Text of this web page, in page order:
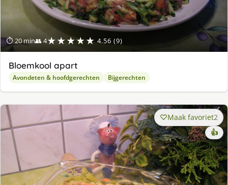
⏱ 20 min👥 4★★★★★ 4.56 (9)
Bloemkool apart
Avondeten & hoofdgerechten Bijgerechten
Maak favoriet2
👍